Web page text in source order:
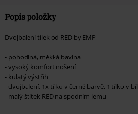
Popis položky
Dvojbalení tílek od RED by EMP
- pohodlná, měkká bavlna
- vysoký komfort nošení
- kulatý výstřih
- dvojbalení: 1x tílko v černé barvě, 1 tílko v
- malý štítek RED na spodním lemu